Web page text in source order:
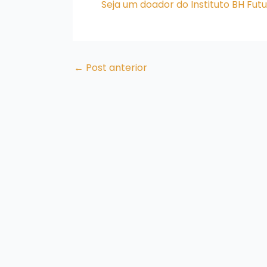
Seja um doador do Instituto BH
← Post anterior